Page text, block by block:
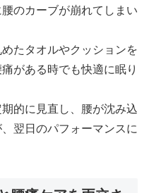
のカーブが崩れてしまい
たタオルやクッションを
がある時でも快適に眠り
的に見直し、腰が沈み込
翌日のパフォーマンスに